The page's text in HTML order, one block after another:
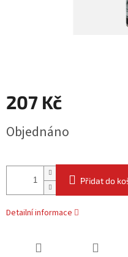
207 Kč
cena:
Objednáno
Přidat do
Detailní informace